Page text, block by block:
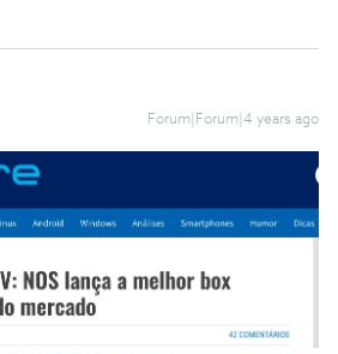
Forum|Forum|4 years ago